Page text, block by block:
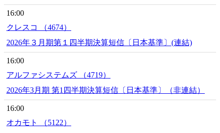
16:00
クレスコ （4674）
2026年３月期第１四半期決算短信〔日本基準〕(連結)
16:00
アルファシステムズ （4719）
2026年3月期 第1四半期決算短信〔日本基準〕（非連結）
16:00
オカモト （5122）